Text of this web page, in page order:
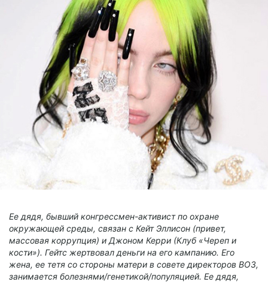
Ее дядя, бывший конгрессмен-активист по охране
окружающей среды, связан с Кейт Эллисон (привет,
массовая коррупция) и Джоном Керри (Клуб «Череп и
кости»). Гейтс жертвовал деньги на его кампанию. Его
жена, ее тетя со стороны матери в совете директоров ВОЗ,
занимается болезнями/генетикой/популяцией. Ее дядя,